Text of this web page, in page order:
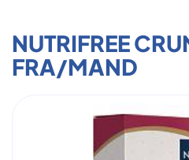
NUTRIFREE
FRA/MAND